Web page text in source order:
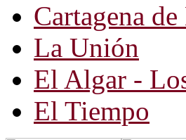
Cartagena
La Unión
El Algar -
El Tiempo